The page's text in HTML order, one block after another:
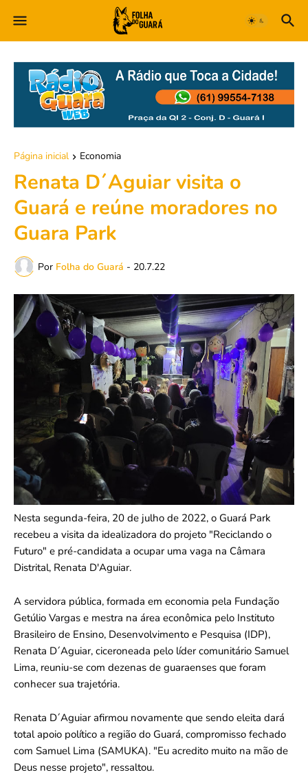
Página inicial Economia
Renata D´Aguiar visita o
Guará e reúne moradores no
Guara Park
Por Folha do Guará - 20.7.22
Nesta segunda-feira, 20 de julho de 2022, o Guará Park
recebeu a visita da idealizadora do projeto "Reciclando o
Futuro" e pré-candidata a ocupar uma vaga na Câmara
Distrital, Renata D'Aguiar.
A servidora pública, formada em economia pela Fundação
Getúlio Vargas e mestra na área econômica pelo Instituto
Brasileiro de Ensino, Desenvolvimento e Pesquisa (IDP),
Renata D´Aguiar, ciceroneada pelo líder comunitário Samuel
Lima, reuniu-se com dezenas de guaraenses que foram
conhecer sua trajetória.
Renata D´Aguiar afirmou novamente que sendo eleita dará
total apoio político a região do Guará, compromisso fechado
com Samuel Lima (SAMUKA). "Eu acredito muito na mão de
Deus nesse projeto", ressaltou.